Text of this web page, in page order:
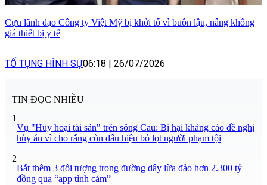
Cựu lãnh đạo Công ty Việt Mỹ bị khởi tố vì buôn lậu, nâng khống
giá thiết bị y tế
TỐ TỤNG HÌNH SỰ06:18 | 26/07/2026
TIN ĐỌC NHIỀU
1
Vụ "Hủy hoại tài sản" trên sông Cau: Bị hại kháng cáo đề nghị
hủy án vì cho rằng còn dấu hiệu bỏ lọt người phạm tội
2
Bắt thêm 3 đối tượng trong đường dây lừa đảo hơn 2.300 tỷ
đồng qua “app tình cảm”